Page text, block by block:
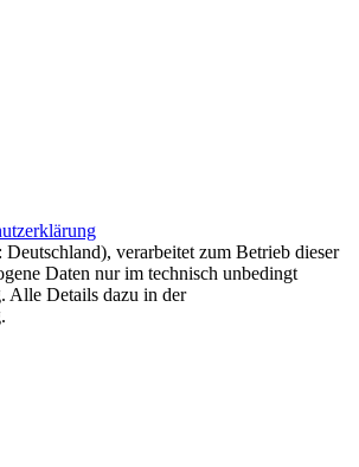
verarbeitet zum Betrieb dieser
Daten nur im technisch unbedingt
Alle Details dazu in der